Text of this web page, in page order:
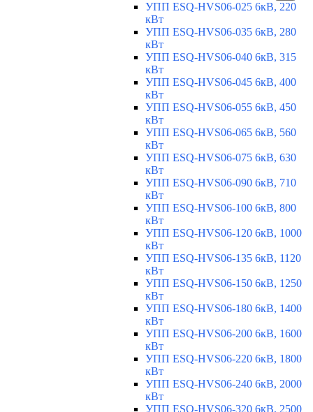
УПП ESQ-HVS06-025 6кВ, 220
кВт
УПП ESQ-HVS06-035 6кВ, 280
кВт
УПП ESQ-HVS06-040 6кВ, 315
кВт
УПП ESQ-HVS06-045 6кВ, 400
кВт
УПП ESQ-HVS06-055 6кВ, 450
кВт
УПП ESQ-HVS06-065 6кВ, 560
кВт
УПП ESQ-HVS06-075 6кВ, 630
кВт
УПП ESQ-HVS06-090 6кВ, 710
кВт
УПП ESQ-HVS06-100 6кВ, 800
кВт
УПП ESQ-HVS06-120 6кВ, 1000
кВт
УПП ESQ-HVS06-135 6кВ, 1120
кВт
УПП ESQ-HVS06-150 6кВ, 1250
кВт
УПП ESQ-HVS06-180 6кВ, 1400
кВт
УПП ESQ-HVS06-200 6кВ, 1600
кВт
УПП ESQ-HVS06-220 6кВ, 1800
кВт
УПП ESQ-HVS06-240 6кВ, 2000
кВт
УПП ESQ-HVS06-320 6кВ, 2500